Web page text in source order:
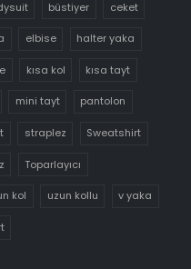
büstiyer ceket
elbise halter yaka
kısa kol kısa tayt
mini tayt pantolon
straplez Sweatshirt
Toparlayıcı
kol uzun kollu v yaka